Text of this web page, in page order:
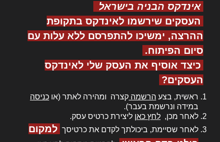
אינדקס הבניה בישראל
העסקים שירשמו לאינדקס בתקופת
ההרצה, ימשיכו להתפרסם ללא עלות עם
סיום הפיתוח.
כיצד אוסיף את העסק שלי לאינדקס
העסקים?
ראשית, בצע הרשמה קצרה ומהירה לאתר (או כניסה
במידה ונרשמת בעבר).
לאחר מכן, לחץ כאן ליצירת כרטיס עסק.
לאחר שסיימת, ביכולתך לקדם את כרטיסך למקום